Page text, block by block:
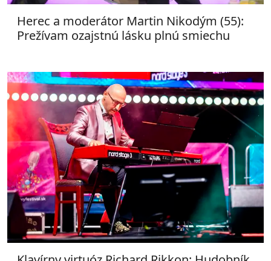
Herec a moderátor Martin Nikodým (55):
Prežívam ozajstnú lásku plnú smiechu